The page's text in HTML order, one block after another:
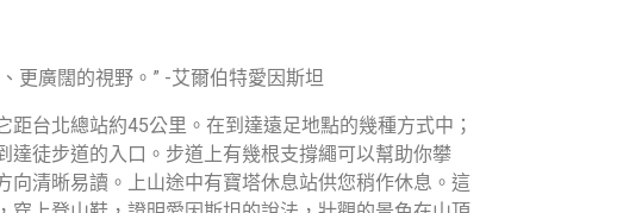
更廣闊的視野。” -艾爾伯特愛因斯坦
台北總站約45公里。在到達遠足地點的幾種方式中；
徒步道的入口。步道上有幾根支撐繩可以幫助你攀
清晰易讀。上山途中有寶塔休息站供您稍作休息。這